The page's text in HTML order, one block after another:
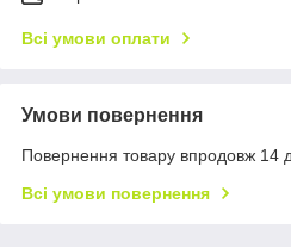
Всі умови оплати
Умови повернення
Повернення товару впродовж 14
Всі умови повернення